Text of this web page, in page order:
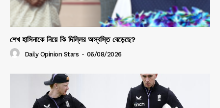
শেখ হাসিনাকে নিয়ে কি দিল্লির অস্বস্তি বেড়েছে?
Daily Opinion Stars - 06/08/2026